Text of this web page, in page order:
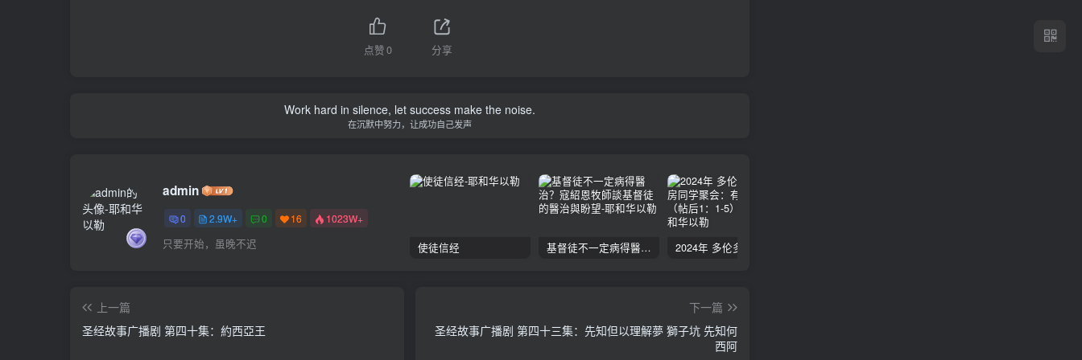
点赞0 分享
Work hard in silence, let success make the noise.
在沉默中努力，让成功自己发声
admin
0 2.9W+ 0 16 1023W+
只要开始，虽晚不迟 使徒信经 基督徒不一定病得醫治？寇紹恩牧師談基督徒的醫治與盼望
上一篇
圣经故事广播剧 第四十集：約西亞王
下一篇
圣经故事广播剧 第四十三集：先知但以理解夢 獅子坑 先知何
西阿